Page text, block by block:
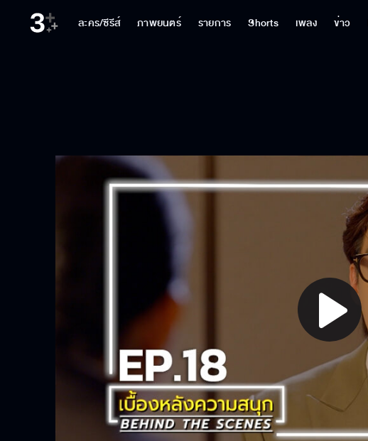
ละคร/ซีรีส์ ภาพยนตร์ รายการ Shorts เพลง ข่าว
Play
Video